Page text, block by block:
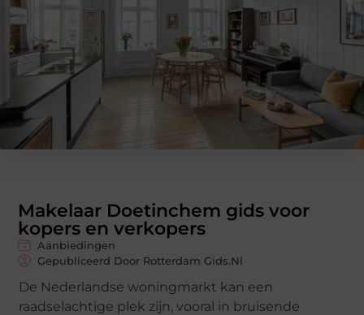
Makelaar Doetinchem gids voor
kopers en verkopers
Aanbiedingen
Gepubliceerd Door Rotterdam Gids.nl
De Nederlandse woningmarkt kan een
raadselachtige plek zijn, vooral in bruisende